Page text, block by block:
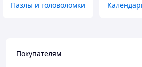
Пазлы и головоломки
Покупателям